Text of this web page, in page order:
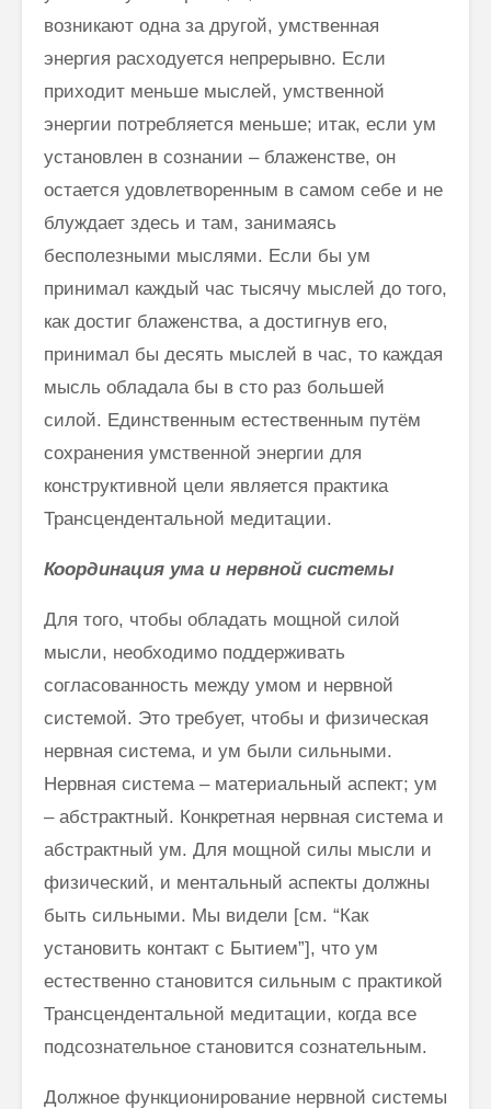
возникают одна за другой, умственная
энергия расходуется непрерывно. Если
приходит меньше мыслей, умственной
энергии потребляется меньше; итак, если ум
установлен в сознании – блаженстве, он
остается удовлетворенным в самом себе и не
блуждает здесь и там, занимаясь
бесполезными мыслями. Если бы ум
принимал каждый час тысячу мыслей до того,
как достиг блаженства, а достигнув его,
принимал бы десять мыслей в час, то каждая
мысль обладала бы в сто раз большей
силой. Единственным естественным путём
сохранения умственной энергии для
конструктивной цели является практика
Трансцендентальной медитации.
Координация ума и нервной системы
Для того, чтобы обладать мощной силой
мысли, необходимо поддерживать
согласованность между умом и нервной
системой. Это требует, чтобы и физическая
нервная система, и ум были сильными.
Нервная система – материальный аспект; ум
– абстрактный. Конкретная нервная система и
абстрактный ум. Для мощной силы мысли и
физический, и ментальный аспекты должны
быть сильными. Мы видели [см. “Как
установить контакт с Бытием”], что ум
естественно становится сильным с практикой
Трансцендентальной медитации, когда все
подсознательное становится сознательным.
Должное функционирование нервной системы